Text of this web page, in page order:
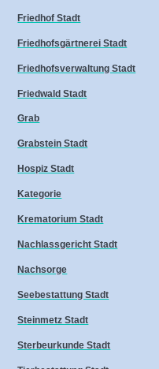
Friedhof Stadt
Friedhofsgärtnerei Stadt
Friedhofsverwaltung Stadt
Friedwald Stadt
Grab
Grabstein Stadt
Hospiz Stadt
Kategorie
Krematorium Stadt
Nachlassgericht Stadt
Nachsorge
Seebestattung Stadt
Steinmetz Stadt
Sterbeurkunde Stadt